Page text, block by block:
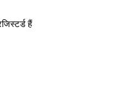
हैं